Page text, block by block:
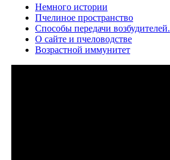
Немного истории
Пчелиное пространство
Способы передачи возбудителей.
О сайте и пчеловодстве
Возрастной иммунитет